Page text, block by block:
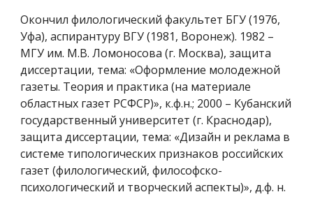
Окончил филологический факультет БГУ (1976,
Уфа), аспирантуру ВГУ (1981, Воронеж). 1982 –
МГУ им. М.В. Ломоносова (г. Москва), защита
диссертации, тема: «Оформление молодежной
газеты. Теория и практика (на материале
областных газет РСФСР)», к.ф.н.; 2000 – Кубанский
государственный университет (г. Краснодар),
защита диссертации, тема: «Дизайн и реклама в
системе типологических признаков российских
газет (филологический, философско-
психологический и творческий аспекты)», д.ф. н.